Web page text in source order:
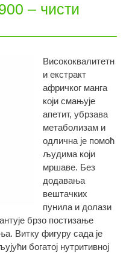
– чисти
Висококвалитетн
и екстракт
афричког манга
који смањује
апетит, убрзава
метаболизам и
одлична је помоћ
људима који
мршаве. Без
додавања
вештачких
пунила и долази
брзо постизање
Витку фигуру сада је
богатој нутритивној